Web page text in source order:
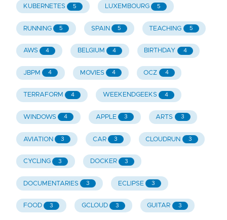
KUBERNETES 5 LUXEMBOURG 5
RUNNING 5 SPAIN 5 TEACHING 5
AWS 4 BELGIUM 4 BIRTHDAY 4
JBPM 4 MOVIES 4 OCZ 4
TERRAFORM 4 WEEKENDGEEKS 4
WINDOWS 4 APPLE 3 ARTS 3
AVIATION 3 CAR 3 CLOUDRUN 3
CYCLING 3 DOCKER 3
DOCUMENTARIES 3 ECLIPSE 3
FOOD 3 GCLOUD 3 GUITAR 3